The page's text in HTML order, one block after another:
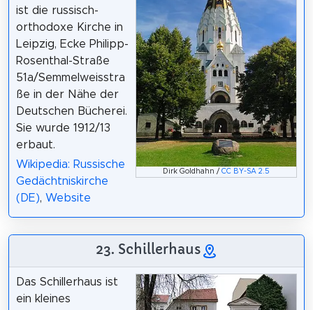
Dirk Goldhahn /CC BY-SA 2.5
ist die russisch-
orthodoxe Kirche in
Leipzig, Ecke Philipp-
Rosenthal-Straße
51a/Semmelweisstra
ße in der Nähe der
Deutschen Bücherei.
Sie wurde 1912/13
erbaut.
Wikipedia: Russische
Gedächtniskirche
(DE), Website
23. Schillerhaus
Das Schillerhaus ist
ein kleines